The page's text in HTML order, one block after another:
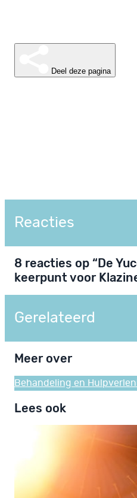
Deel deze pagina
Reacties
8 reacties op “De
keerpunt voor
Gerelateerd
Meer over
Behandeling en
Lees ook